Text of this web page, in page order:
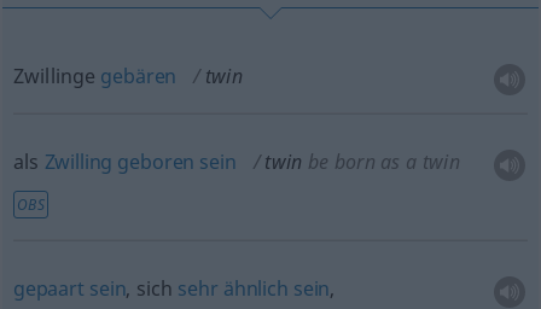
Zwillinge gebären twin
als Zwilling geboren sein twin be born as a twin
OBS
gepaart sein, sich sehr ähnlich sein,